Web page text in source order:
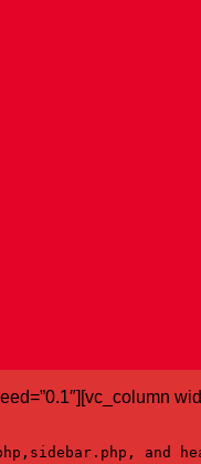
, sidebar.php , and